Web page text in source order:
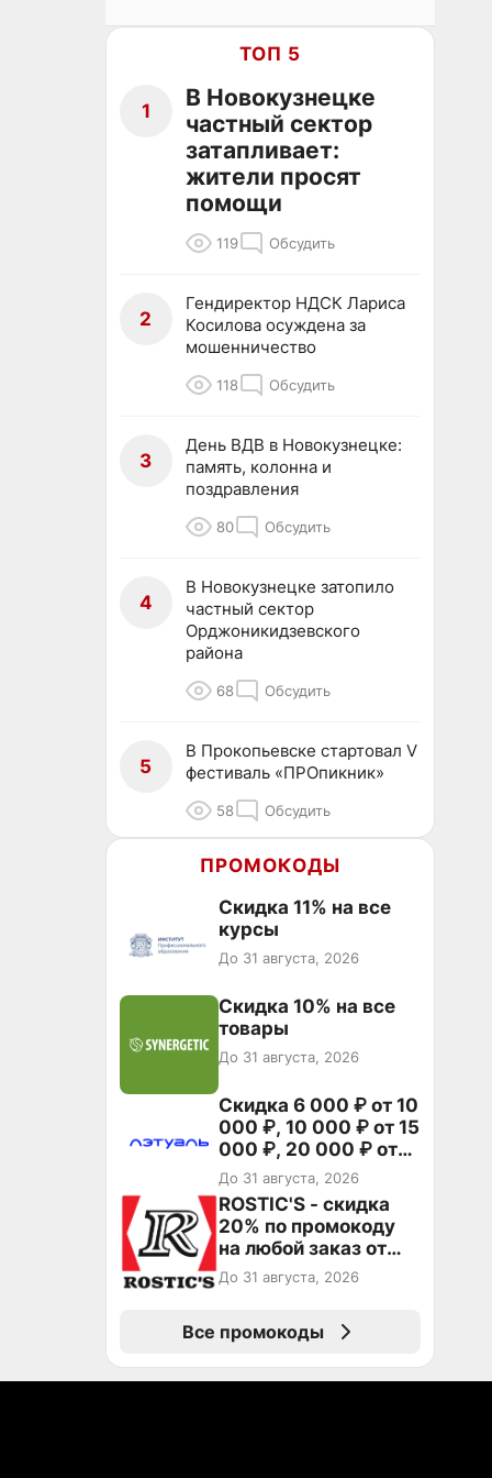
ТОП 5
1
В Новокузнецке
частный сектор
затапливает:
жители просят
помощи
119 Обсудить
2
Гендиректор НДСК Лариса
Косилова осуждена за
мошенничество
118 Обсудить
3
День ВДВ в Новокузнецке:
память, колонна и
поздравления
80 Обсудить
4
В Новокузнецке затопило
частный сектор
Орджоникидзевского
района
68 Обсудить
5
В Прокопьевске стартовал V
фестиваль «ПРОпикник»
58 Обсудить
ПРОМОКОДЫ
Скидка 11% на все
курсы
До 31 августа, 2026
Скидка 10% на все
товары
До 31 августа, 2026
Скидка 6 000 ₽ от 10
000 ₽, 10 000 ₽ от 15
000 ₽, 20 000 ₽ от
30 000 ₽ и 35 000 ₽
от 50 000 ₽ на
первый и все
повторные заказы по
промокоду НАБЕРИ
До 31 августа, 2026
ROSTIC'S - скидка
20% по промокоду
на любой заказ от
3199₽!
До 31 августа, 2026
Все промокоды